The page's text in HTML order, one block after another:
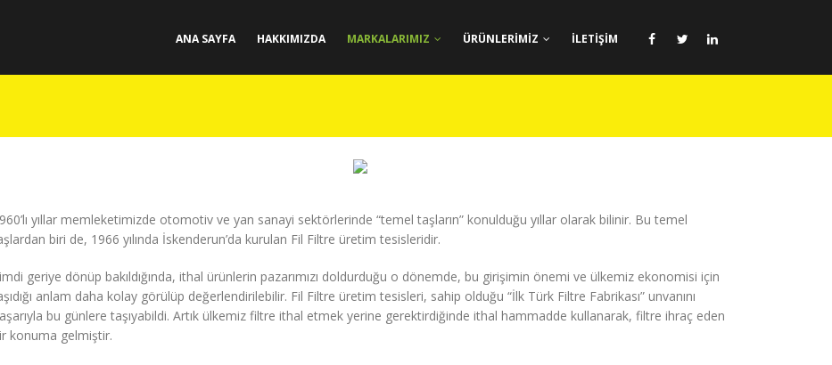
ANA SAYFA HAKKIMIZDA MARKALARIMIZ ÜRÜNLERIMIZ İLETIŞIM
yıllar memleketimizde otomotiv ve yan sanayi sektörlerinde “temel taşların” konulduğu yıllar olarak bilinir. Bu temel
biri de, 1966 yılında İskenderun’da kurulan Fil Filtre üretim tesisleridir.
geriye dönüp bakıldığında, ithal ürünlerin pazarımızı doldurduğu o dönemde, bu girişimin önemi ve ülkemiz ekonomisi için
anlam daha kolay görülüp değerlendirilebilir. Fil Filtre üretim tesisleri, sahip olduğu “İlk Türk Filtre Fabrikası” unvanını
bu günlere taşıyabildi. Artık ülkemiz filtre ithal etmek yerine gerektirdiğinde ithal hammadde kullanarak, filtre ihraç eden
konuma gelmiştir.